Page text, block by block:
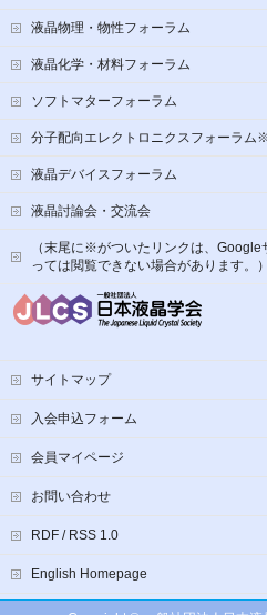
液晶物理・物性フォーラム
液晶化学・材料フォーラム
ソフトマターフォーラム
分子配向エレクトロニクスフォーラム
液晶デバイスフォーラム
液晶討論会・交流会
（末尾に※がついたリンクは、
っては閲覧できない場合があります。）
サイトマップ
入会申込フォーム
会員マイページ
お問い合わせ
RDF / RSS 1.0
English Homepage